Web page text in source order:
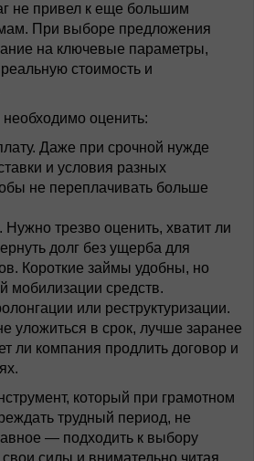
не привел к еще большим
При выборе предложения
на ключевые параметры,
стоимость и
оценить:
Даже при срочной нужде
и условия разных
не переплачивать больше
Нужно трезво оценить, хватит ли
долг без ущерба для
Короткие займы удобны, но
мобилизации средств.
или реструктуризации.
уложиться в срок, лучше заранее
ли компания продлить договор и
который при грамотном
трудный период, не
— подходить к выбору
силы и внимательно читая